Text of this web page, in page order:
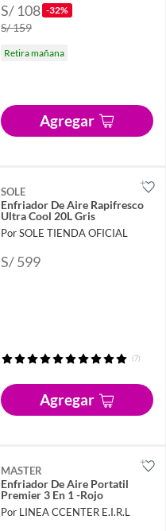
S/ 108 -32%
S/ 159
Retira mañana
Agregar
SOLE
Enfriador De Aire Rapifresco
Ultra Cool 20L Gris
Por SOLE TIENDA OFICIAL
S/ 599
(7)
Agregar
MASTER
Enfriador De Aire Portatil
Premier 3 En 1 -Rojo
Por LINEA CCENTER E.I.R.L